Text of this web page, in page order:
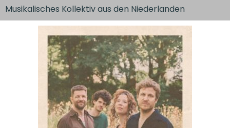
Musikalisches Kollektiv aus den Niederlanden